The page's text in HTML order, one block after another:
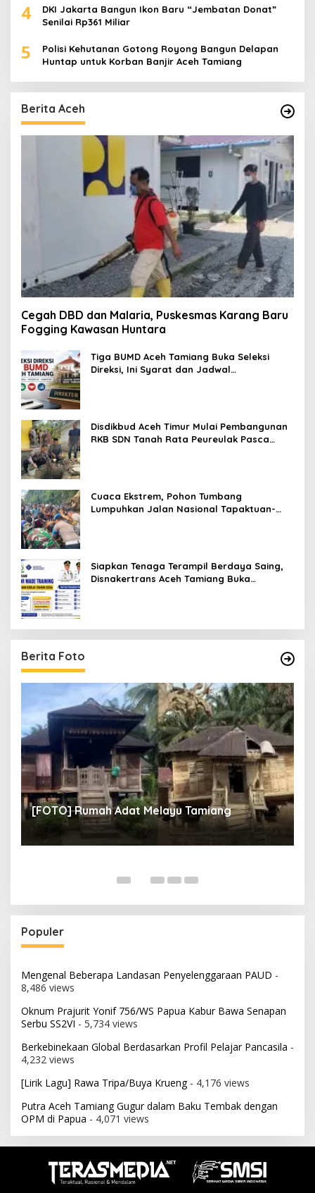
4
DKI Jakarta Bangun Ikon Baru “Jembatan Donat”
Senilai Rp361 Miliar
5
Polisi Kehutanan Gotong Royong Bangun Delapan
Huntap untuk Korban Banjir Aceh Tamiang
Berita Aceh
Cegah DBD dan Malaria, Puskesmas Karang Baru
Fogging Kawasan Huntara
Tiga BUMD Aceh Tamiang Buka Seleksi
Direksi, Ini Syarat dan Jadwal
Disdikbud Aceh Timur Mulai Pembangunan
RKB SDN Tanah Rata Peureulak Pasca
Cuaca Ekstrem, Pohon Tumbang
Lumpuhkan Jalan Nasional Tapaktuan-
Siapkan Tenaga Terampil Berdaya Saing,
Disnakertrans Aceh Tamiang Buka
Berita Foto
[FOTO] Rumah Adat Melayu Tamiang
Populer
Mengenal Beberapa Landasan Penyelenggaraan PAUD -
8,486 views
Oknum Prajurit Yonif 756/WS Papua Kabur Bawa Senapan
Serbu SS2VI - 5,734 views
Berkebinekaan Global Berdasarkan Profil Pelajar Pancasila -
4,232 views
[Lirik Lagu] Rawa Tripa/Buya Krueng- 4,176 views
Putra Aceh Tamiang Gugur dalam Baku Tembak dengan
OPM di Papua - 4,071 views